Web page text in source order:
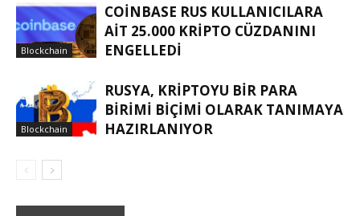
Blockchain
COINBASE RUS KULLANICILARA
AIT 25.000 KRIPTO CÜZDANINI
ENGELLEDI
Blockchain
RUSYA, KRIPTOYU BIR PARA
BIRIMI BIÇIMI OLARAK TANIMAYA
HAZIRLANIYOR